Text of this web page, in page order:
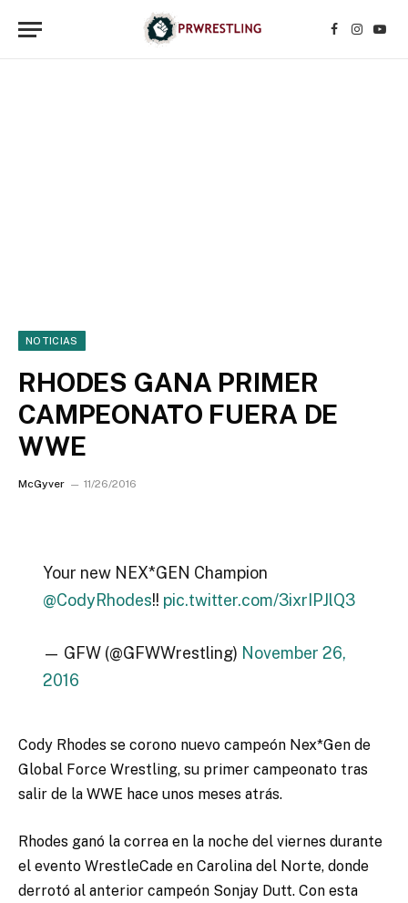
Facebook
NOTICIAS
RHODES GANA PRIMER
CAMPEONATO FUERA DE
WWE
McGyver 11/26/2016
Your new NEX*GEN Champion
@CodyRhodes!! pic.twitter.com/3ixrIPJlQ3
— GFW (@GFWWrestling) November 26,
2016
Cody Rhodes se corono nuevo campeón Nex*Gen de
Global Force Wrestling, su primer campeonato tras
salir de la WWE hace unos meses atrás.
Rhodes ganó la correa en la noche del viernes durante
el evento WrestleCade en Carolina del Norte, donde
derrotó al anterior campeón Sonjay Dutt. Con esta